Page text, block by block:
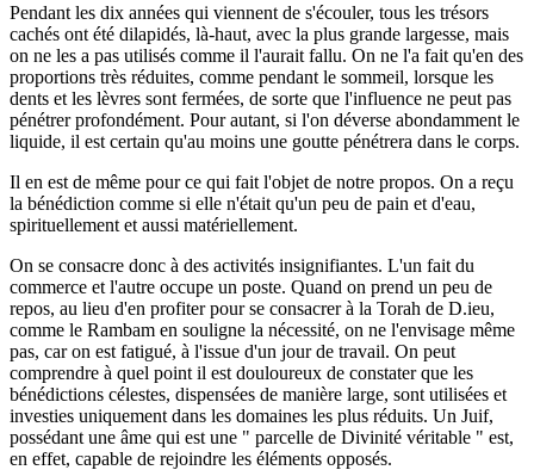
Pendant les dix années qui viennent de s'écouler, tous les trésors
cachés ont été dilapidés, là-haut, avec la plus grande largesse, mais
on ne les a pas utilisés comme il l'aurait fallu. On ne l'a fait qu'en des
proportions très réduites, comme pendant le sommeil, lorsque les
dents et les lèvres sont fermées, de sorte que l'influence ne peut pas
pénétrer profondément. Pour autant, si l'on déverse abondamment le
liquide, il est certain qu'au moins une goutte pénétrera dans le corps.
Il en est de même pour ce qui fait l'objet de notre propos. On a reçu
la bénédiction comme si elle n'était qu'un peu de pain et d'eau,
spirituellement et aussi matériellement.
On se consacre donc à des activités insignifiantes. L'un fait du
commerce et l'autre occupe un poste. Quand on prend un peu de
repos, au lieu d'en profiter pour se consacrer à la Torah de D.ieu,
comme le Rambam en souligne la nécessité, on ne l'envisage même
pas, car on est fatigué, à l'issue d'un jour de travail. On peut
comprendre à quel point il est douloureux de constater que les
bénédictions célestes, dispensées de manière large, sont utilisées et
investies uniquement dans les domaines les plus réduits. Un Juif,
possédant une âme qui est une " parcelle de Divinité véritable " est,
en effet, capable de rejoindre les éléments opposés.